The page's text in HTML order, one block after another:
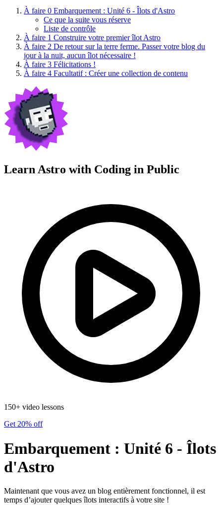
À faire 0 Embarquement : Unité 6 - Îlots d'Astro
Ce que la suite vous réserve
Liste de contrôle
À faire 1 Construire votre premier îlot Astro
À faire 2 De retour sur la terre ferme. Passer votre blog du
jour à la nuit, aucun îlot nécessaire !
À faire 3 Félicitations !
À faire 4 Facultatif : Créer une collection de contenu
Learn Astro with Coding in Public
150+ video lessons
Get 20% off
Embarquement : Unité 6 - Îlots
d'Astro
Maintenant que vous avez un blog entièrement fonctionnel, il est
temps d’ajouter quelques îlots interactifs à votre site !